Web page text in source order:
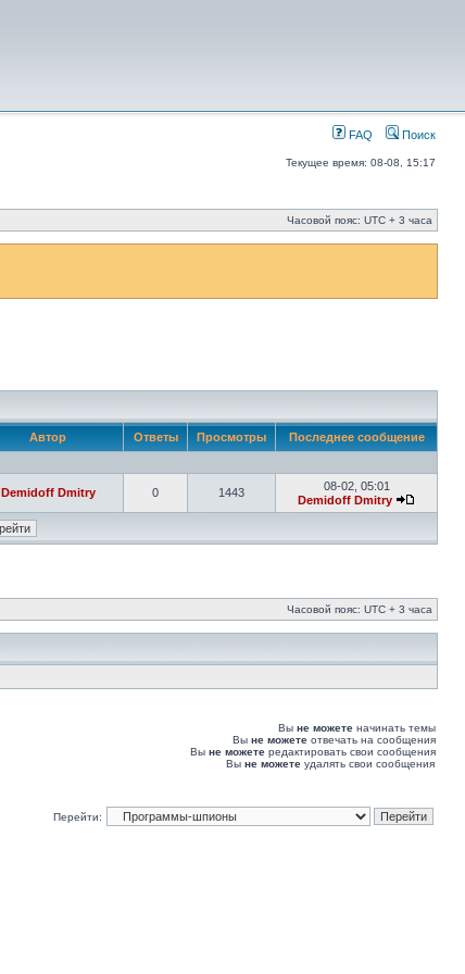
FAQ Поиск
Текущее время: 08-08, 15:17
Часовой пояс: UTC + 3 часа
Автор Ответы Просмотры Последнее сообщение
Demidoff Dmitry 0 1443
08-02, 05:01
Demidoff Dmitry
Часовой пояс: UTC + 3 часа
Вы не можете начинать темы
Вы не можете отвечать на сообщения
Вы не можете редактировать свои сообщения
Вы не можете удалять свои сообщения
Перейти: